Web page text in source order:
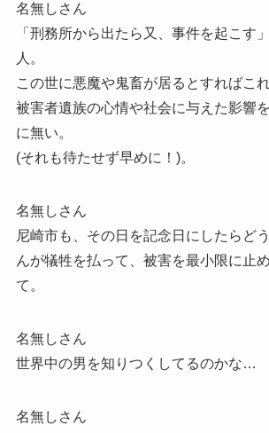
名無しさん
「刑務所から出たら又、事件を起こす
人。
この世に悪魔や鬼畜が居るとすればこれ
被害者遺族の心情や社会に与えた影響
に無い。
(それも待たせず早めに！)。
名無しさん
尼崎市も、その日を記念日にしたらど
んが犠牲を払って、被害を最小限に止
て。
名無しさん
世界中の男を知りつくしてるのかな…
名無しさん